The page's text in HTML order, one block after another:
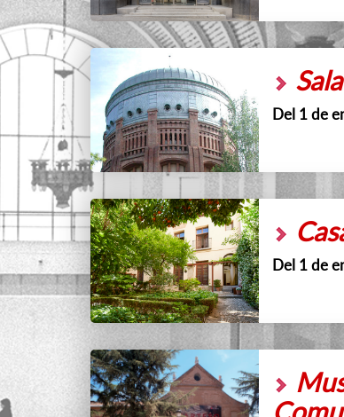
Del 1 de
Del 1 de